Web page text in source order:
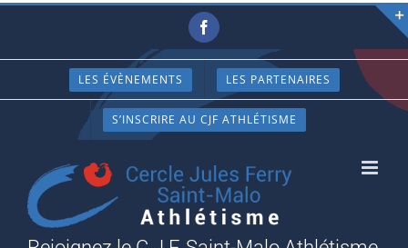
Passer
contenu
Facebook
LES ÉVÈNEMENTS LES PARTENAIRES
S’INSCRIRE AU CJF ATHLÉTISME